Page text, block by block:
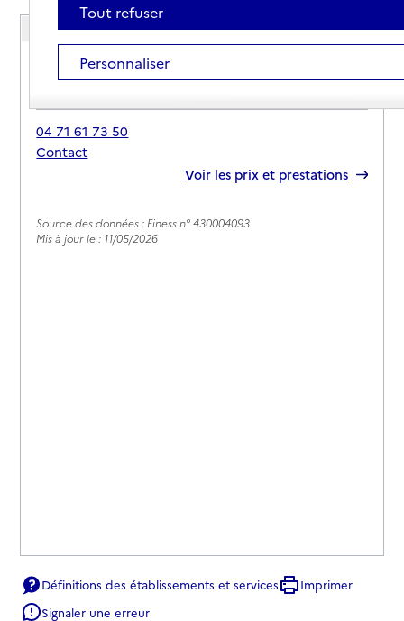
EHPAD Foyer Bon Secours
Adresse
3 rue du Verdoyer
43590-Beauzac
04 71 61 73 50
Contact
Voir les prix et prestations
Source des données : Finess n° 430004093
Mis à jour le : 11/05/2026
Définitions des établissements et services
Imprimer
Signaler une erreur
Tout refuser
Personnaliser